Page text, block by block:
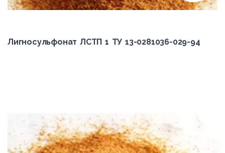
Лигносульфонат ЛСТП 1 ТУ 13-0281036-029-94